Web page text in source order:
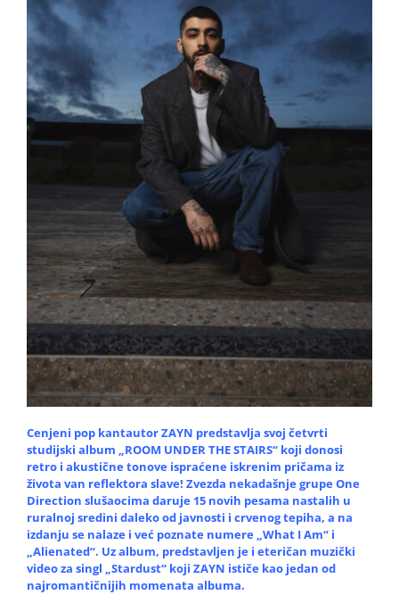
Cenjeni pop kantautor ZAYN predstavlja svoj četvrti
studijski album „ROOM UNDER THE STAIRS“ koji donosi
retro i akustične tonove ispraćene iskrenim pričama iz
života van reflektora slave! Zvezda nekadašnje grupe One
Direction slušaocima daruje 15 novih pesama nastalih u
ruralnoj sredini daleko od javnosti i crvenog tepiha, a na
izdanju se nalaze i već poznate numere „What I Am“ i
„Alienated“. Uz album, predstavljen je i eteričan muzički
video za singl „Stardust“ koji ZAYN ističe kao jedan od
najromantičnijih momenata albuma.